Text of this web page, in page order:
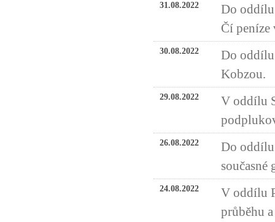
31.08.2022
Do
Čí peníze
30.08.2022
Do
Kobzou.
29.08.2022
V oddílu
26.08.2022
Do
24.08.2022
V oddílu
průběhu